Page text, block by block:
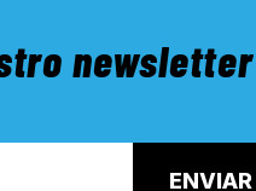
newsletter